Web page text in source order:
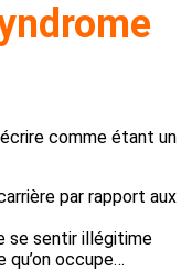
comme étant un
par rapport aux
se sentir illégitime
qu’on occupe…